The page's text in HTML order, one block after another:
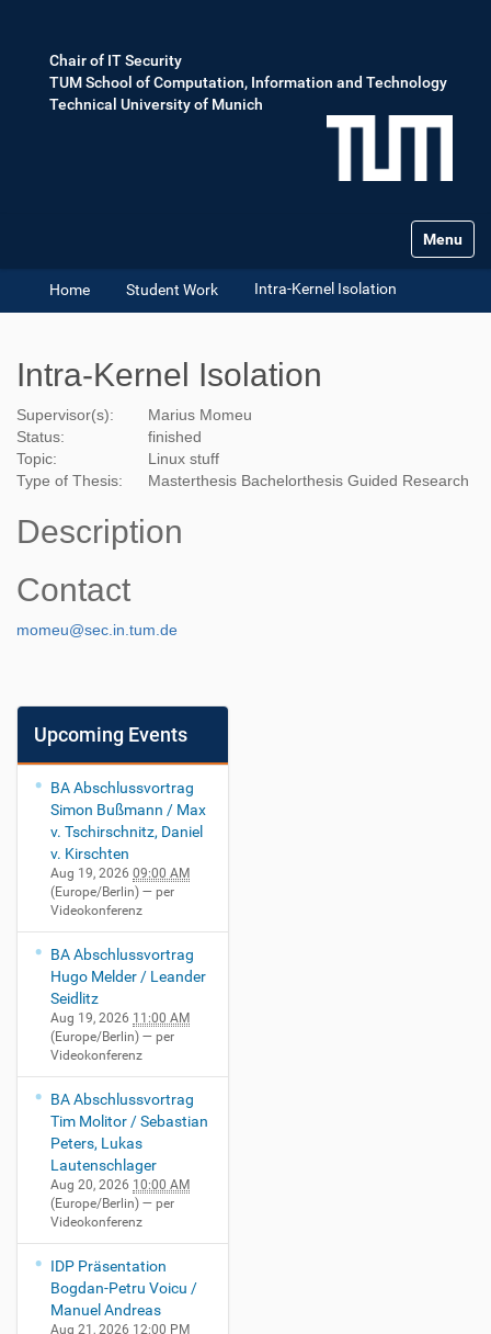
Chair of IT Security
TUM School of Computation, Information and Technology
Technical University of Munich
Toggle
Home Student Work Intra-Kernel Isolation
Intra-Kernel Isolation
Supervisor(s):
Marius Momeu
Status:
finished
Topic:
Linux stuff
Type of Thesis:
Masterthesis Bachelorthesis Guided Research
Description
Contact
momeu@sec.in.tum.de
Upcoming Events
BA Abschlussvortrag
Simon Bußmann / Max
v. Tschirschnitz, Daniel
v. Kirschten
Aug 19, 2026 09:00 AM
(Europe/Berlin) — per
Videokonferenz
BA Abschlussvortrag
Hugo Melder / Leander
Seidlitz
Aug 19, 2026 11:00 AM
(Europe/Berlin) — per
Videokonferenz
BA Abschlussvortrag
Tim Molitor / Sebastian
Peters, Lukas
Lautenschlager
Aug 20, 2026 10:00 AM
(Europe/Berlin) — per
Videokonferenz
IDP Präsentation
Bogdan-Petru Voicu /
Manuel Andreas
Aug 21, 2026 12:00 PM